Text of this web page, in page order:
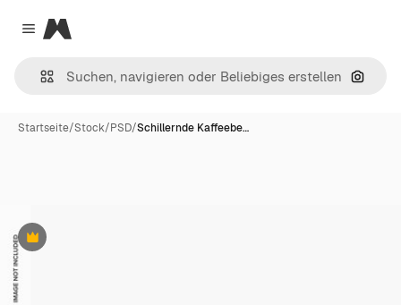
Close menu
Magnific
Nach
Startseite/Stock/PSD/Schillernde Kaffeebe…
Premium